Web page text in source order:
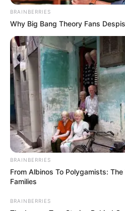
BRAINBERRIES
Why Big Bang Theory Fans
BRAINBERRIES
From Albinos To Polygamists:
Families
BRAINBERRIES